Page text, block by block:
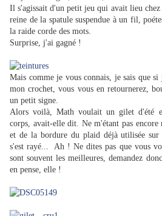
Il s'agissait d'un petit jeu qui avait lieu chez
reine de la spatule suspendue à un fil,
la raide corde des mots.
Surprise, j'ai gagné !
Mais comme je vous connais, je sais que
mon crochet, vous vous en retournerez,
un petit signe.
Alors voilà, Math voulait un gilet d'été
corps, avait-elle dit. Ne m'étant pas encore
et de la bordure du plaid déjà utilisée
s'est rayé... Ah ! Ne dites pas que vous
sont souvent les meilleures, demandez
en pense, elle !